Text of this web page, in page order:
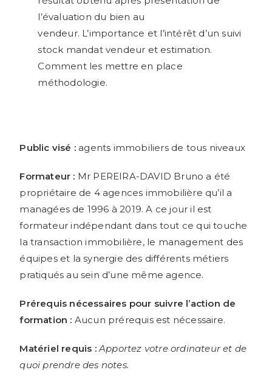
l’évaluation du bien au
vendeur. L’importance et l’intérêt d’un suivi
stock mandat vendeur et estimation.
Comment les mettre en place
méthodologie.
Public visé : agents immobiliers de tous niveaux
Formateur : Mr PEREIRA-DAVID Bruno a été
propriétaire de 4 agences immobilière qu’il a
managées de 1996 à 2019. A ce jour il est
formateur indépendant dans tout ce qui touche
la transaction immobilière, le management des
équipes et la synergie des différents métiers
pratiqués au sein d’une même agence.
Prérequis nécessaires pour suivre l’action de
formation : Aucun prérequis est nécessaire.
Matériel requis :Apportez votre ordinateur et de
quoi prendre des notes.